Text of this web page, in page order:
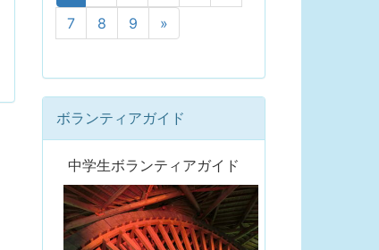
7
8 9 »
ボランティアガイド
中学生ボランティアガイド